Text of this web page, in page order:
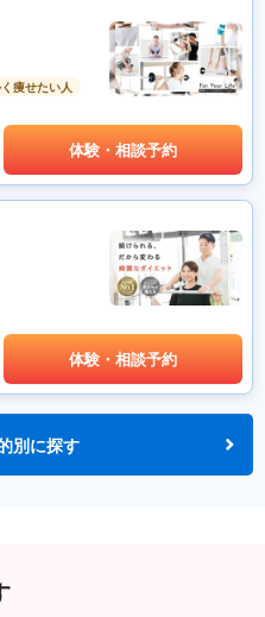
痩せたい人
体験・相談予約
体験・相談予約
別に探す